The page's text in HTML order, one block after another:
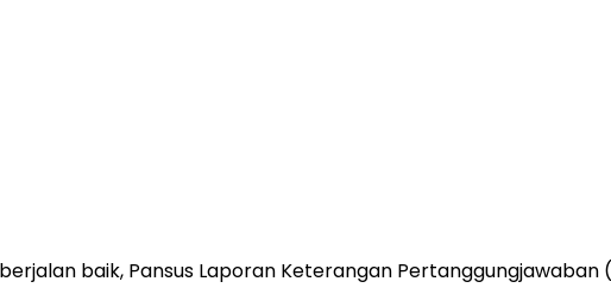
baik, Pansus Laporan Keterangan Pertanggungjawaban